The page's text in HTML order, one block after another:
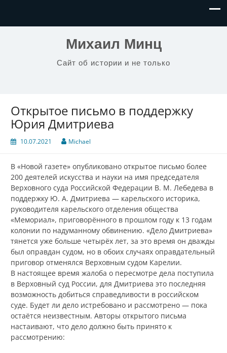
Михаил Минц
Сайт об истории и не только
Открытое письмо в поддержку
Юрия Дмитриева
10.07.2021 Michael
В «Новой газете» опубликовано открытое письмо более
200 деятелей искусства и науки на имя председателя
Верховного суда Российской Федерации В. М. Лебедева в
поддержку Ю. А. Дмитриева — карельского историка,
руководителя карельского отделения общества
«Мемориал», приговорённого в прошлом году к 13 годам
колонии по надуманному обвинению. «Дело Дмитриева»
тянется уже больше четырёх лет, за это время он дважды
был оправдан судом, но в обоих случаях оправдательный
приговор отменялся Верховным судом Карелии.
В настоящее время жалоба о пересмотре дела поступила
в Верховный суд России, для Дмитриева это последняя
возможность добиться справедливости в российском
суде. Будет ли дело истребовано и рассмотрено — пока
остаётся неизвестным. Авторы открытого письма
настаивают, что дело должно быть принято к
рассмотрению: